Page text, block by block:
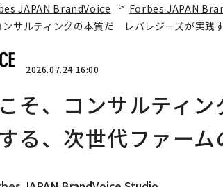
JAPAN BrandVoice
Forbes JAPAN
ンサルティングの本質だ レバレジーズが実践
2026.07.24 16:00
そ、コンサルティ
る、次世代ファーム